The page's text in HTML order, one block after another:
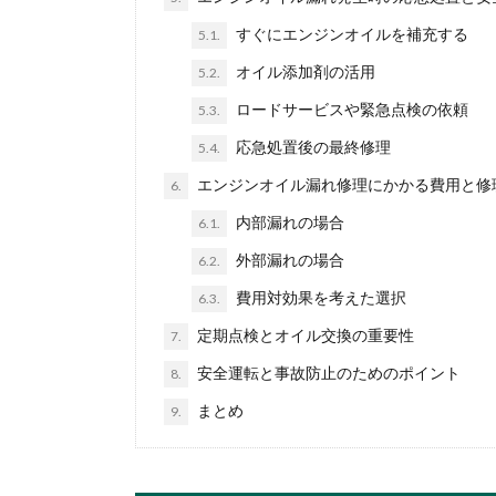
5.1. すぐにエンジンオイルを補充する
5.2. オイル添加剤の活用
5.3. ロードサービスや緊急点検の依頼
5.4. 応急処置後の最終修理
6. エンジンオイル漏れ修理にかかる費用と
6.1. 内部漏れの場合
6.2. 外部漏れの場合
6.3. 費用対効果を考えた選択
7. 定期点検とオイル交換の重要性
8. 安全運転と事故防止のためのポイント
9. まとめ